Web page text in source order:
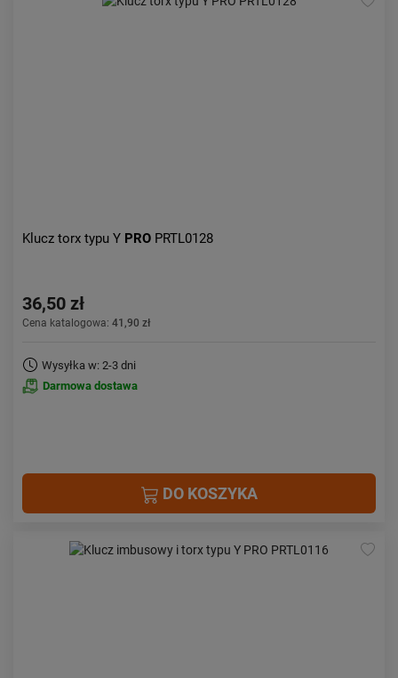
Klucz torx typu Y PRO PRTL0128
36,50 zł
Cena katalogowa: 41,90 zł
Wysyłka w: 2-3 dni
Darmowa dostawa
DO KOSZYKA